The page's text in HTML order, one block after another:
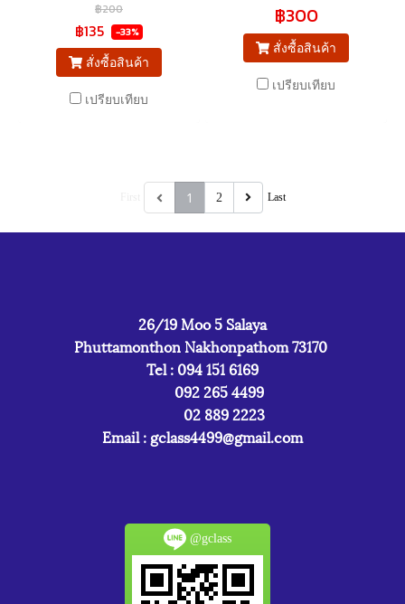
฿200
฿135 -33%
สั่งซื้อสินค้า
เปรียบเทียบ
฿300
สั่งซื้อสินค้า
เปรียบเทียบ
1 2 Last
26/19 Moo 5 Salaya
Phuttamonthon Nakhonpathom 73170
Tel : 094 151 6169
092 265 4499
02 889 2223
Email : gclass4499@gmail.com
@gclass